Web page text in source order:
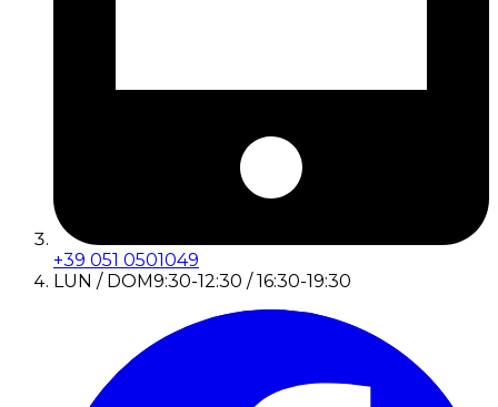
+39 051 0501049
LUN / DOM9:30-12:30 / 16:30-19:30